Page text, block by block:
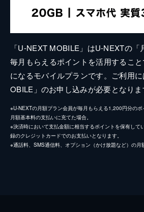
「U-NEXT MOBILE」はU-NEXTの
毎月もらえるポイントを活用するこ
になるモバイルプランです。ご利用
OBILE」のお申し込みが必要となりま
※U-NEXTの月額プラン会員が毎月もらえる1,200円分の
月額基本料の支払いに充てた場合。
※決済時において支払金額に相当するポイントを保有して
録のクレジットカードでのお支払いとなります。
※通話料、SMS通信料、オプション（かけ放題など）の月